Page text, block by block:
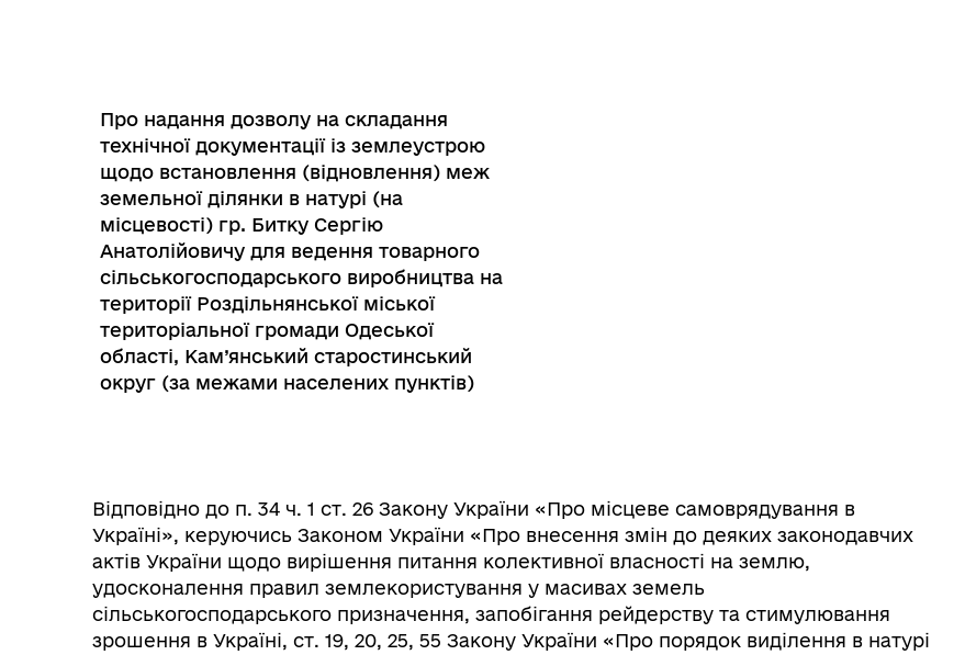
Графіки прийому громадян
Колегіальні органи (ради,
робочі групи, комісії)
Інформаційна безпека та
Радіаційний фон
ветеранам та їхнім
Електронна черга в ТЦК
Про надання дозволу на складання
технічної документації із землеустрою
щодо встановлення (відновлення) меж
земельної ділянки в натурі (на
місцевості) гр. Битку Сергію
Анатолійовичу для ведення товарного
сільськогосподарського виробництва на
території Роздільнянської міської
територіальної громади Одеської
області, Кам’янський старостинський
округ (за межами населених пунктів)
Відповідно до п. 34 ч. 1 ст. 26 Закону України «Про місцеве самоврядування в
Україні», керуючись Законом України «Про внесення змін до деяких законодавчих
актів України щодо вирішення питання колективної власності на землю,
удосконалення правил землекористування у масивах земель
сільськогосподарського призначення, запобігання рейдерству та стимулювання
зрошення в Україні, ст. 19, 20, 25, 55 Закону України «Про порядок виділення в натурі